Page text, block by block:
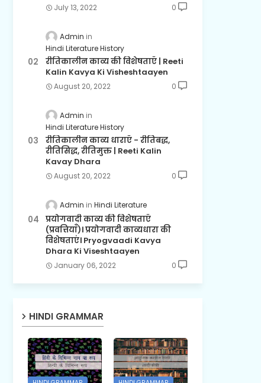
July 13, 2022 0
Admin
Hindi Literature History
रीतिकालीन काव्य की विशेषताएँ | Reeti
Kalin Kavya Ki Visheshtaayen
August 20, 2022 0
Admin
Hindi Literature History
रीतिकालीन काव्य धाराएँ - रीतिबद्ध,
रीतिसिद्ध, रीतिमुक्त | Reeti Kalin
Kavay Dhara
August 20, 2022 0
Admin Hindi Literature
प्रयोगवादी काव्य की विशेषताएँ
(प्रवत्तियाँ)। प्रयोगवादी काव्यधारा की
विशेषताएं। Pryogvaadi Kavya
Dhara Ki Viseshtaayen
January 06, 2022 0
HINDI GRAMMAR